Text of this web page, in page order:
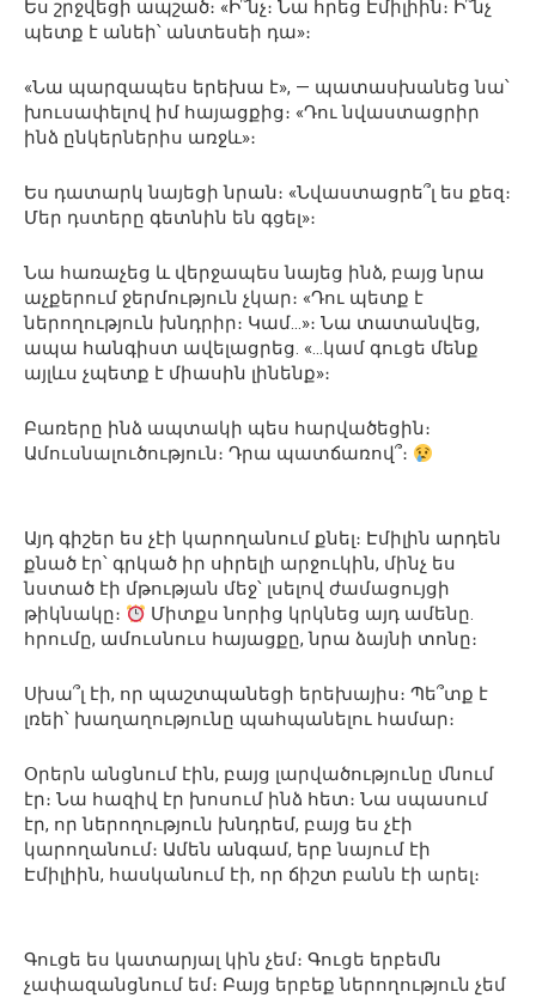
Ես շրջվեցի ապշած։ «Ի՞նչ։ Նա հրեց Էմիլիին։ Ի՞նչ
պետք է անեի՝ անտեսեի դա»։
«Նա պարզապես երեխա է», — պատասխանեց նա՝
խուսափելով իմ հայացքից։ «Դու նվաստացրիր
ինձ ընկերներիս առջև»։
Ես դատարկ նայեցի նրան։ «Նվաստացրե՞լ ես քեզ։
Մեր դստերը գետնին են գցել»։
Նա հառաչեց և վերջապես նայեց ինձ, բայց նրա
աչքերում ջերմություն չկար։ «Դու պետք է
ներողություն խնդրիր։ Կամ…»։ Նա տատանվեց,
ապա հանգիստ ավելացրեց. «…կամ գուցե մենք
այլևս չպետք է միասին լինենք»։
Բառերը ինձ ապտակի պես հարվածեցին։
Ամուսնալուծություն։ Դրա պատճառով՞։
Այդ գիշեր ես չէի կարողանում քնել։ Էմիլին արդեն
քնած էր՝ գրկած իր սիրելի արջուկին, մինչ ես
նստած էի մթության մեջ՝ լսելով ժամացույցի
թիկնակը։
Միտքս նորից կրկնեց այդ ամենը.
հրումը, ամուսնուս հայացքը, նրա ձայնի տոնը։
Սխա՞լ էի, որ պաշտպանեցի երեխայիս։ Պե՞տք է
լռեի՝ խաղաղությունը պահպանելու համար։
Օրերն անցնում էին, բայց լարվածությունը մնում
էր։ Նա հազիվ էր խոսում ինձ հետ։ Նա սպասում
էր, որ ներողություն խնդրեմ, բայց ես չէի
կարողանում։ Ամեն անգամ, երբ նայում էի
Էմիլիին, հասկանում էի, որ ճիշտ բանն էի արել։
Գուցե ես կատարյալ կին չեմ։ Գուցե երբեմն
չափազանցնում եմ։ Բայց երբեք ներողություն չեմ